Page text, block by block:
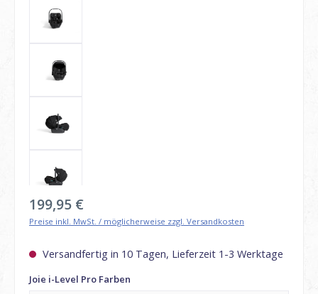
Regulärer Preis:
199,95 €
Preise inkl. MwSt. / möglicherweise zzgl. Versandkosten
Versandfertig in 10 Tagen, Lieferzeit 1-3 Werktage
Joie i-Level Pro Farben